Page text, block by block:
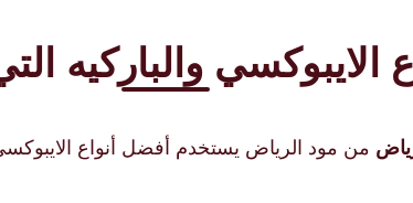
الايبوكسي والباركيه
من مود الرياض يستخدم أفضل أنواع الايبوكسي